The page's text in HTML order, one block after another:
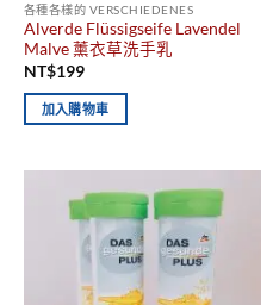
各種各樣的 VERSCHIEDENES
Alverde Flüssigseife Lavendel
Malve 薰衣草洗手乳
NT$199
加入購物車